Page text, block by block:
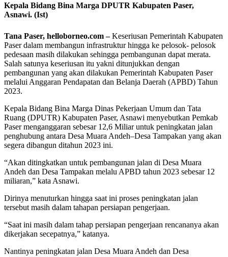
Kepala Bidang Bina Marga DPUTR Kabupaten Paser,
Asnawi. (Ist)
Tana Paser, helloborneo.com –Keseriusan Pemerintah Kabupaten
Paser dalam membangun infrastruktur hingga ke pelosok- pelosok
pedesaan masih dilakukan sehingga pembangunan dapat merata.
Salah satunya keseriusan itu yakni ditunjukkan dengan
pembangunan yang akan dilakukan Pemerintah Kabupaten Paser
melalui Anggaran Pendapatan dan Belanja Daerah (APBD) Tahun
2023.
Kepala Bidang Bina Marga Dinas Pekerjaan Umum dan Tata
Ruang (DPUTR) Kabupaten Paser, Asnawi menyebutkan Pemkab
Paser menganggaran sebesar 12,6 Miliar untuk peningkatan jalan
penghubung antara Desa Muara Andeh–Desa Tampakan yang akan
segera dibangun ditahun 2023 ini.
“Akan ditingkatkan untuk pembangunan jalan di Desa Muara
Andeh dan Desa Tampakan melalu APBD tahun 2023 sebesar 12
miliaran,” kata Asnawi.
Dirinya menuturkan hingga saat ini proses peningkatan jalan
tersebut masih dalam tahapan persiapan pengerjaan.
“Saat ini masih dalam tahap persiapan pengerjaan rencananya akan
dikerjakan secepatnya,” katanya.
Nantinya peningkatan jalan Desa Muara Andeh dan Desa